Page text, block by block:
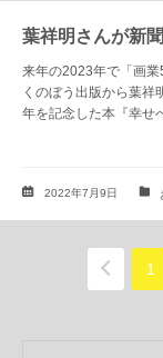
葉祥明さんが新
来年の2023年で「画
くのぼう出版から葉祥
年を記念した本『幸
2022年7月9日
1